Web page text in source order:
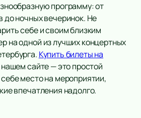
программу: от
до ночных вечеринок. Не
себе и своим близким
на одной из лучших концертных
Купить билеты на
сайте — это простой
место на мероприятии,
впечатления надолго.